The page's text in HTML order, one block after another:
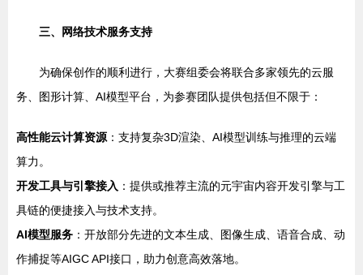
三、网络技术服务支持
为确保创作的顺利进行，大赛组委会将联合多家领先的云服
务、图形计算、AI模型平台，为参赛团队提供包括但不限于：
高性能云计算资源 ：支持复杂3D渲染、AI模型训练与推理的云端
算力。
开发工具与引擎接入 ：提供或推荐主流的元宇宙内容开发引擎与工
具链的便捷接入与技术支持。
AI模型服务 ：开放部分先进的文本生成、图像生成、语音合成、动
作捕捉等AIGC API接口，助力创意高效落地。